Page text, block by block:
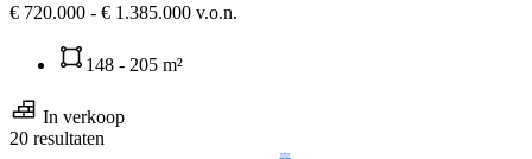
€ 720.000 - € 1.385.000 v.o.n.
148 - 205 m²
In verkoop
20 resultaten